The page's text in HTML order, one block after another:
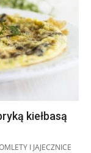
kiełbasą
I JAJECZNICE